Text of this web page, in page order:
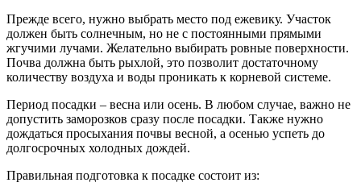
Прежде всего, нужно выбрать место под ежевику. Участок
должен быть солнечным, но не с постоянными прямыми
жгучими лучами. Желательно выбирать ровные поверхности.
Почва должна быть рыхлой, это позволит достаточному
количеству воздуха и воды проникать к корневой системе.
Период посадки – весна или осень. В любом случае, важно не
допустить заморозков сразу после посадки. Также нужно
дождаться просыхания почвы весной, а осенью успеть до
долгосрочных холодных дождей.
Правильная подготовка к посадке состоит из: